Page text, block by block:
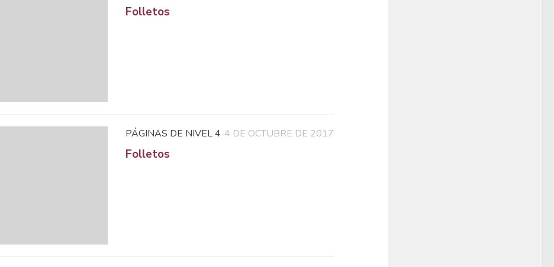
Folletos
PÁGINAS DE NIVEL 4 4 DE OCTUBRE DE 2017
Folletos